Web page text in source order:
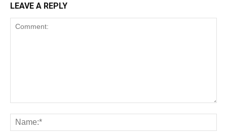
LEAVE A REPLY